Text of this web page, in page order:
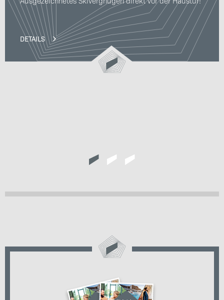
DETAILS